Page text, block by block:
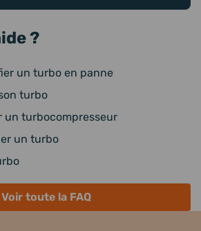
?
un turbo en panne
turbo
un turbocompresseur
un turbo
Voir toute la FAQ